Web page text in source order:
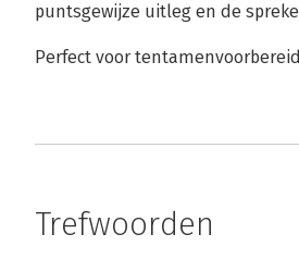
puntsgewijze uitleg en de
Perfect voor
Trefwoorden